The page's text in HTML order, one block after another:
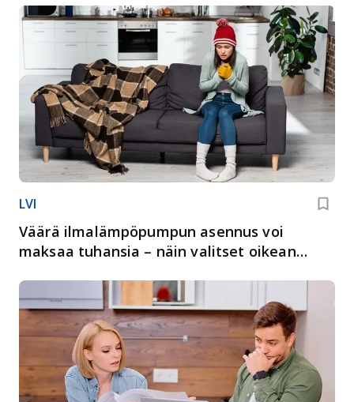
LVI
Väärä ilmalämpöpumpun asennus voi
maksaa tuhansia – näin valitset oikean